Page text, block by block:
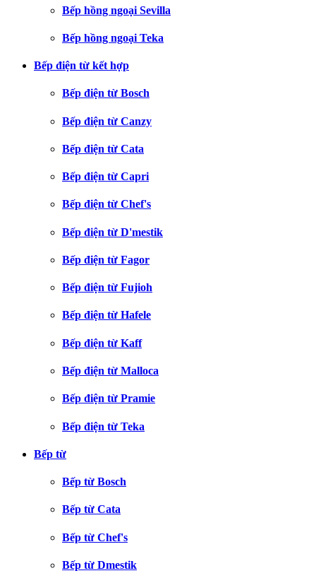
Bếp hồng ngoại Sevilla
Bếp hồng ngoại Teka
Bếp điện từ kết hợp
Bếp điện từ Bosch
Bếp điện từ Canzy
Bếp điện từ Cata
Bếp điện từ Capri
Bếp điện từ Chef's
Bếp điện từ D'mestik
Bếp điện từ Fagor
Bếp điện từ Fujioh
Bếp điện từ Hafele
Bếp điện từ Kaff
Bếp điện từ Malloca
Bếp điện từ Pramie
Bếp điện từ Teka
Bếp từ
Bếp từ Bosch
Bếp từ Cata
Bếp từ Chef's
Bếp từ Dmestik